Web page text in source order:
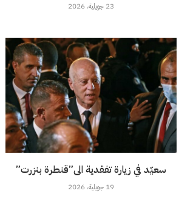
23 جويلية، 2026
سعيّد في زيارة تفقدية الى”قنطرة بنزرت”
19 جويلية، 2026